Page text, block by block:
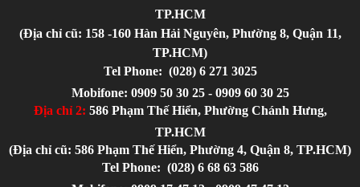
TP.HCM
(Địa chỉ cũ: 158 -160 Hàn Hải Nguyên, Phường 8, Quận 11,
TP.HCM)
Tel Phone: (028) 6 271 3025
Mobifone: 0909 50 30 25 - 0909 60 30 25
Địa chỉ 2: 586 Phạm Thế Hiển, Phường Chánh Hưng,
TP.HCM
(Địa chỉ cũ: 586 Phạm Thế Hiển, Phường 4, Quận 8, TP.HCM)
Tel Phone: (028) 6 68 63 586